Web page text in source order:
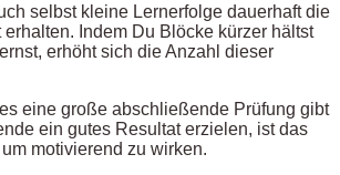
selbst kleine Lernerfolge dauerhaft die
erhalten. Indem Du Blöcke kürzer hältst
erhöht sich die Anzahl dieser
eine große abschließende Prüfung gibt
ein gutes Resultat erzielen, ist das
motivierend zu wirken.